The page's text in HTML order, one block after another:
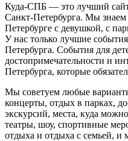
Куда-СПБ — это лучший
Санкт-Петербурга. Мы знаем
Петербурге с девушкой, с
У нас только лучшие
Петербурга. События для
достопримечательности и
Петербурга, которые
Мы советуем любые
концерты, отдых в парках,
экскурсий, места, куда
театры, шоу, спортивные
отдыха и отдыха с семьей, и